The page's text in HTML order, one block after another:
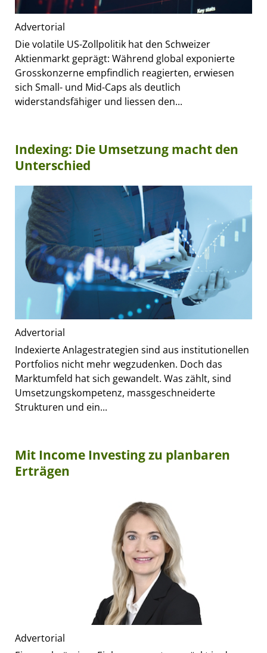
Advertorial
Die volatile US-Zollpolitik hat den Schweizer
Aktienmarkt geprägt: Während global exponierte
Grosskonzerne empfindlich reagierten, erwiesen
sich Small- und Mid-Caps als deutlich
widerstandsfähiger und liessen den...
Indexing: Die Umsetzung macht den
Unterschied
Advertorial
Indexierte Anlagestrategien sind aus institutionellen
Portfolios nicht mehr wegzudenken. Doch das
Marktumfeld hat sich gewandelt. Was zählt, sind
Umsetzungskompetenz, massgeschneiderte
Strukturen und ein...
Mit Income Investing zu planbaren
Erträgen
Advertorial